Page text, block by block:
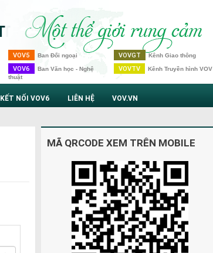
VOV5 Ban Đối ngoại
VOV6 Ban Văn học - Nghệ
thuật
VOVGT Kênh Giao thông
VOVTV Kênh Truyền hình VOV
KẾT NỐI VOV6 LIÊN HỆ VOV.VN
MÃ QRCODE XEM TRÊN MOBILE